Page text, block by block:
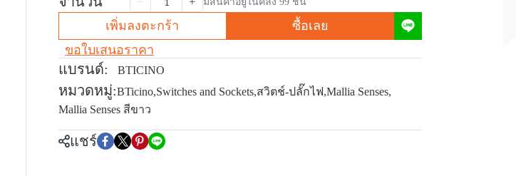
เพิ่มลงตะกร้า
ซื้อเลย
ขอใบเสนอราคา
แบรนด์: BTICINO
หมวดหมู่:BTicino,Switches and Sockets,สวิตช์-ปลั๊กไฟ,Mallia Senses,
Mallia Senses สีขาว
แชร์